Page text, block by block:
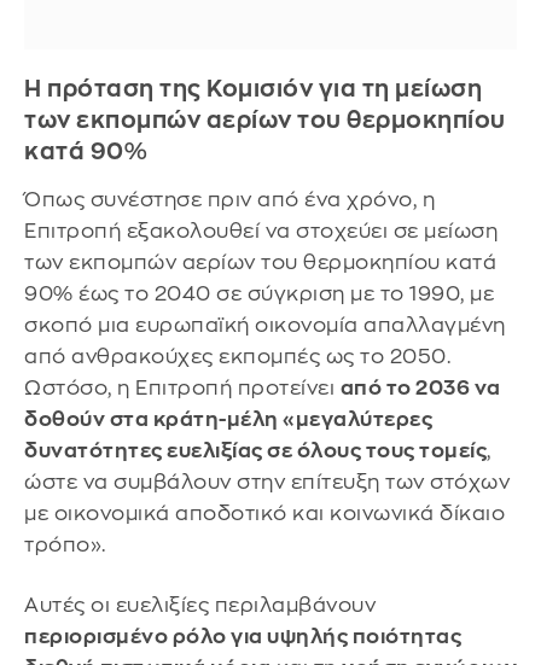
Η πρόταση της Κομισιόν για τη μείωση
των εκπομπών αερίων του θερμοκηπίου
κατά 90%
Όπως συνέστησε πριν από ένα χρόνο, η
Επιτροπή εξακολουθεί να στοχεύει σε μείωση
των εκπομπών αερίων του θερμοκηπίου κατά
90% έως το 2040 σε σύγκριση με το 1990, με
σκοπό μια ευρωπαϊκή οικονομία απαλλαγμένη
από ανθρακούχες εκπομπές ως το 2050.
Ωστόσο, η Επιτροπή προτείνει από το 2036 να
δοθούν στα κράτη-μέλη «μεγαλύτερες
δυνατότητες ευελιξίας σε όλους τους τομείς,
ώστε να συμβάλουν στην επίτευξη των στόχων
με οικονομικά αποδοτικό και κοινωνικά δίκαιο
τρόπο».
Αυτές οι ευελιξίες περιλαμβάνουν
περιορισμένο ρόλο για υψηλής ποιότητας